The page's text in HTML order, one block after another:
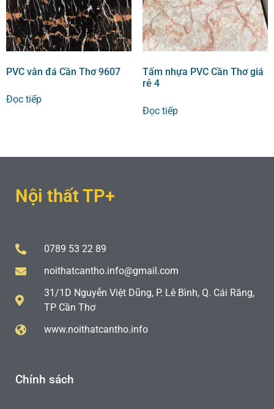
PVC vân đá Cần Thơ 9607
Đọc tiếp
Tấm nhựa PVC Cần Thơ giá
rẻ 4
Đọc tiếp
Nội thất TP+
0789 53 22 89
noithatcantho.info@gmail.com
31/1D Nguyễn Việt Dũng, P. Lê Bình, Q. Cái Răng,
TP Cần Thơ
www.noithatcantho.info
Chính sách